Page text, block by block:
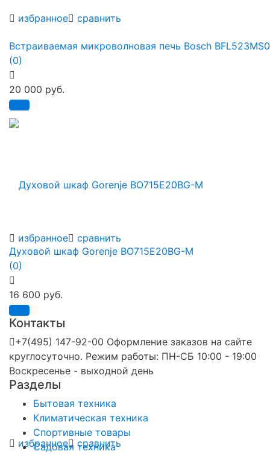
избранное сравнить
избранное сравнить
Встраиваемая микроволновая печь Bosch BFL523MS0
(0)
20 000 руб.
избранное сравнить
Духовой шкаф Gorenje BO715E20BG-M
(0)
16 600 руб.
Контакты
+7(495) 147-92-00 Оформление заказов на сайте
круглосуточно. Режим работы: ПН-СБ 10:00 - 19:00
Воскресенье - выходной день
Разделы
Бытовая техника
Климатическая техника
Спортивные товары
Садовая техника